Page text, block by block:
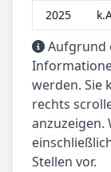
2025
Aufgrund
werden. Sie
rechts
anzuzeigen.
Stellen vor.